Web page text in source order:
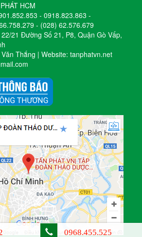
HCM
- 0918.823.863 -
- (028) 62.576.679
22/21 Đường Số 21, P8, Quận Gò Vấp,
Thắng | Website: tanphatvn.net
0968.455.525